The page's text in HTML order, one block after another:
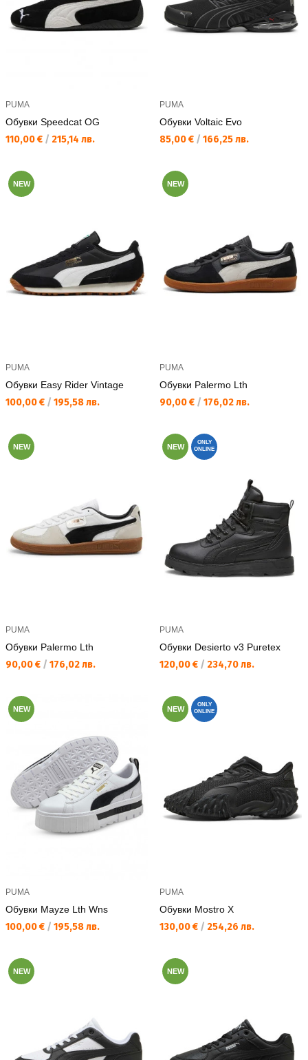
PUMA
Обувки Speedcat OG
Текуща цена:
110,00 € / 215,14 лв.
PUMA
Обувки Voltaic Evo
Текуща цена:
85,00 € / 166,25 лв.
NEW
PUMA
Обувки Easy Rider Vintage
Текуща цена:
100,00 € / 195,58 лв.
NEW
PUMA
Обувки Palermo Lth
Текуща цена:
90,00 € / 176,02 лв.
NEW
PUMA
Обувки Palermo Lth
Текуща цена:
90,00 € / 176,02 лв.
NEW
ONLY
ONLINE
PUMA
Обувки Desierto v3 Puretex
Текуща цена:
120,00 € / 234,70 лв.
NEW
PUMA
Обувки Mayze Lth Wns
Текуща цена:
100,00 € / 195,58 лв.
NEW
ONLY
ONLINE
PUMA
Обувки Mostro X
Текуща цена:
130,00 € / 254,26 лв.
NEW NEW